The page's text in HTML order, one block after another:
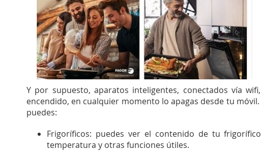
Y por supuesto, aparatos inteligentes, conectados vía
encendido, en cualquier momento lo apagas desde tu
puedes:
Frigoríficos: puedes ver el contenido de tu
temperatura y otras funciones útiles.